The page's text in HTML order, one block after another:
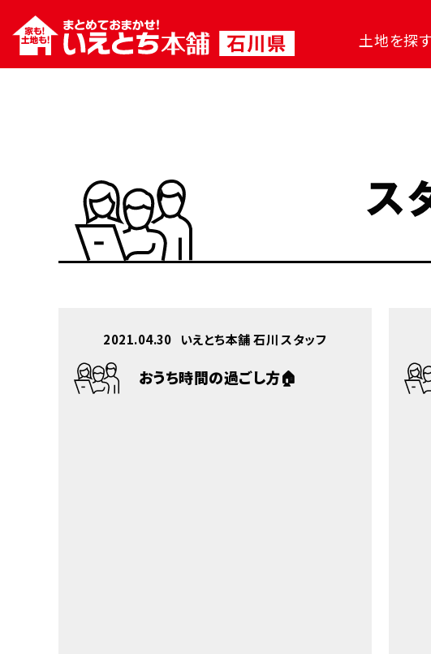
土地を探す
2021.04.30 いえとち本舗 石川 スタッフ
おうち時間の過ごし方🏠